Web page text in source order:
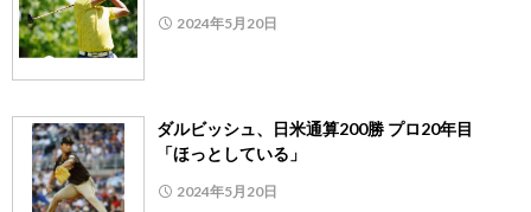
2024年5月20日
ダルビッシュ、日米通算200勝 プロ20年目
「ほっとしている」
2024年5月20日